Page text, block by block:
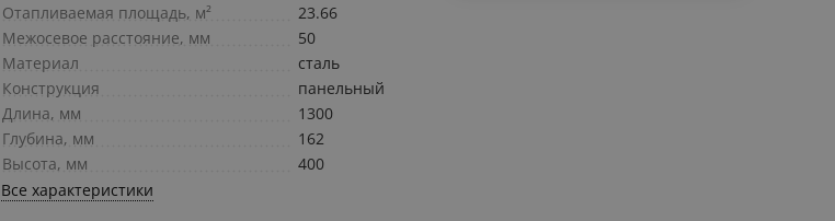
Отапливаемая площадь, м²
23.66
Межосевое расстояние, мм
50
Материал
сталь
Конструкция
панельный
Длина, мм
1300
Глубина, мм
162
Высота, мм
400
Все характеристики